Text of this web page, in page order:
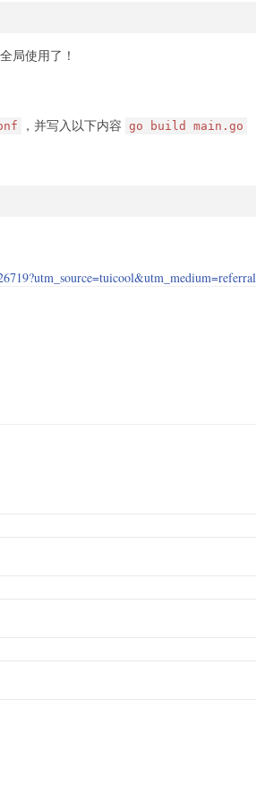
局使用了！
，并写入以下内容 go build main.go